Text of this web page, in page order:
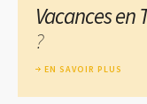
Vacances en
?
EN SAVOIR PLUS